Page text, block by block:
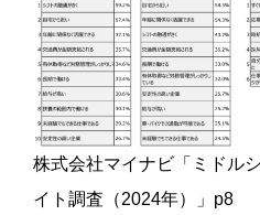
株式会社マイナビ「ミドル
イト調査（2024年）」p8